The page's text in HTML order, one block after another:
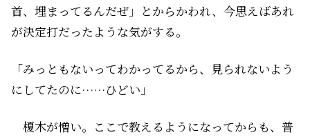
首、埋まってるんだぜ」とからかわれ、今思えばあれ
が決定打だったような気がする。
「みっともないってわかってるから、見られないよう
にしてたのに……ひどい」
榎木が憎い。ここで教えるようになってからも、普